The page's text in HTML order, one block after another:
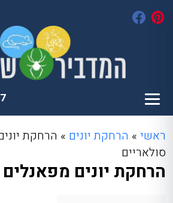
ראשי » הרחקת יונים » הרחקת
סולאריים
הרחקת יונים מפאנלים